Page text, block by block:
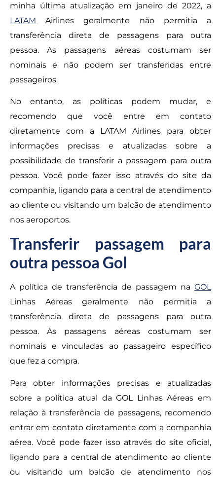
minha última atualização em janeiro de 2022, a
LATAM Airlines geralmente não permitia a
transferência direta de passagens para outra
pessoa. As passagens aéreas costumam ser
nominais e não podem ser transferidas entre
passageiros.
No entanto, as políticas podem mudar, e
recomendo que você entre em contato
diretamente com a LATAM Airlines para obter
informações precisas e atualizadas sobre a
possibilidade de transferir a passagem para outra
pessoa. Você pode fazer isso através do site da
companhia, ligando para a central de atendimento
ao cliente ou visitando um balcão de atendimento
nos aeroportos.
Transferir passagem para
outra pessoa Gol
A política de transferência de passagem na GOL
Linhas Aéreas geralmente não permitia a
transferência direta de passagens para outra
pessoa. As passagens aéreas costumam ser
nominais e vinculadas ao passageiro específico
que fez a compra.
Para obter informações precisas e atualizadas
sobre a política atual da GOL Linhas Aéreas em
relação à transferência de passagens, recomendo
entrar em contato diretamente com a companhia
aérea. Você pode fazer isso através do site oficial,
ligando para a central de atendimento ao cliente
ou visitando um balcão de atendimento nos